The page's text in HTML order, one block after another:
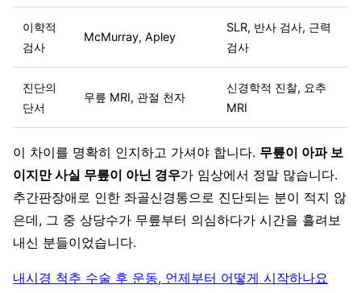
이학적
검사
McMurray, Apley
SLR, 반사 검사, 근력
검사
진단의
단서
무릎 MRI, 관절 천자
신경학적 진찰, 요추
MRI
이 차이를 명확히 인지하고 가셔야 합니다. 무릎이 아파 보
이지만 사실 무릎이 아닌 경우가 임상에서 정말 많습니다.
추간판장애로 인한 좌골신경통으로 진단되는 분이 적지 않
은데, 그 중 상당수가 무릎부터 의심하다가 시간을 흘려보
내신 분들이었습니다.
내시경 척추 수술 후 운동, 언제부터 어떻게 시작하나요